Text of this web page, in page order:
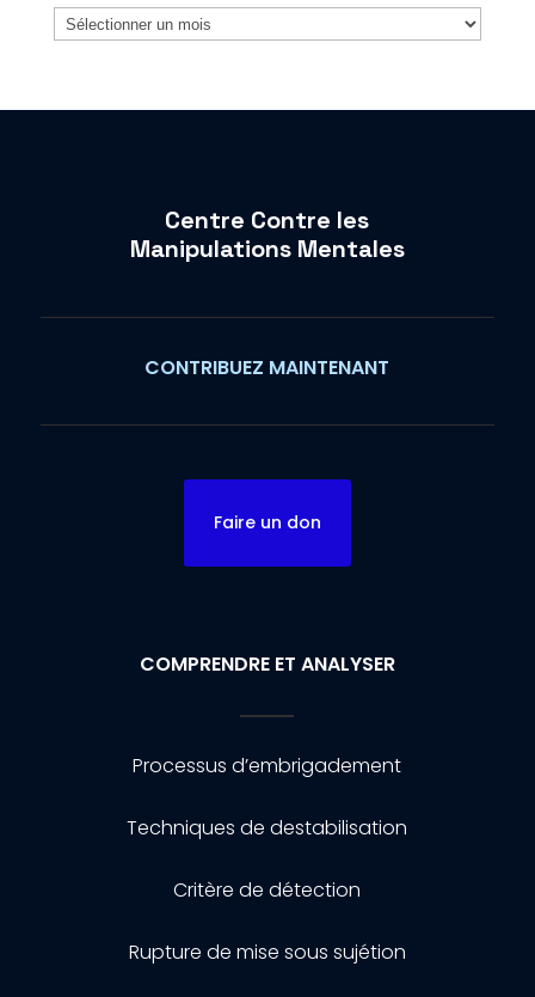
Archives
Centre Contre les
Manipulations Mentales
CONTRIBUEZ MAINTENANT
Faire un don
COMPRENDRE ET ANALYSER
Processus d’embrigadement
Techniques de destabilisation
Critère de détection
Rupture de mise sous sujétion